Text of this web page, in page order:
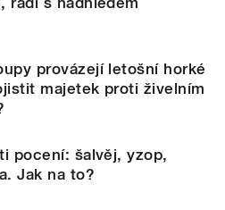
provázejí letošní horké
majetek proti živelním
pocení: šalvěj, yzop,
Jak na to?